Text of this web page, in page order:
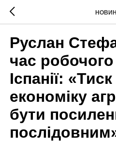
Руслан
час робочого
Іспанії:
економіку
бути